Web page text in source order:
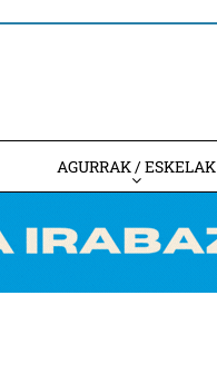
AGURRAK / ESKELAK